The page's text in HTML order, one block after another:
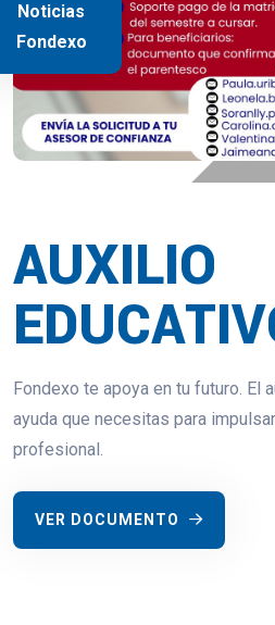
Noticias
Fondexo
AUXILIO
Fondexo te apoya en tu futuro. El
ayuda que necesitas para
profesional.
VER DOCUMENTO